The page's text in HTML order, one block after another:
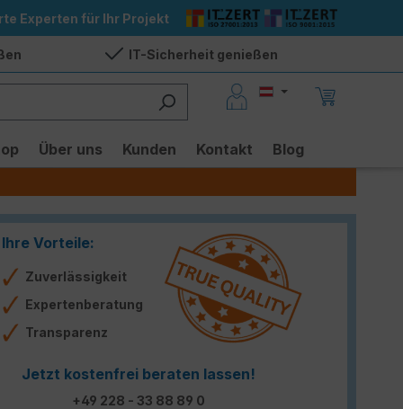
Experten für Ihr Projekt
IT-Sicherheit genießen
Über uns Kunden Kontakt Blog
Ihre Vorteile:
Zuverlässigkeit
Expertenberatung
Transparenz
Jetzt kostenfrei beraten lassen!
+49 228 - 33 88 89 0